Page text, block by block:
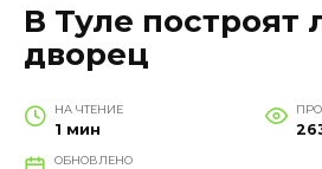
В Туле построят
дворец
НА ЧТЕНИЕ
1 мин
ОБНОВЛЕНО